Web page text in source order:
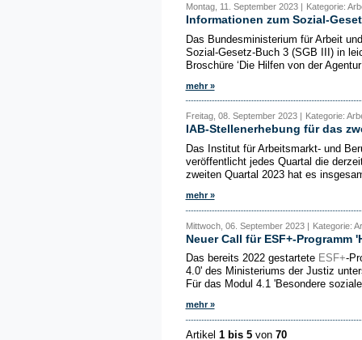
Montag, 11. September 2023 | Kategorie:
Informationen zum Sozial-
Das Bundesministerium für Arbeit
Sozial-Gesetz-Buch 3 (SGB III) in
Broschüre ‘Die Hilfen von der
mehr »
Freitag, 08. September 2023 | Kategorie:
IAB-Stellenerhebung für das
Das Institut für Arbeitsmarkt- und
veröffentlicht jedes Quartal die
zweiten Quartal 2023 hat es
mehr »
Mittwoch, 06. September 2023 | Kategorie:
Neuer Call für ESF+-Programm
Das bereits 2022 gestartete ESF+-
4.0' des Ministeriums der Justiz
Für das Modul 4.1 'Besondere
mehr »
Artikel 1 bis 5von 70